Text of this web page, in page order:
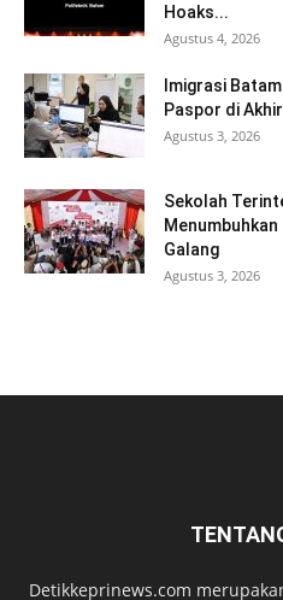
Hoaks...
Agustus 4, 2026
Imigrasi
Paspor di
Agustus 3, 2026
Sekolah
Galang
Agustus 3, 2026
Detikkeprinews.com